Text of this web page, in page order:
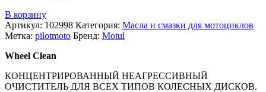
В корзину
Артикул: 102998 Категория: Масла и смазки для мотоциклов
Метка: pilotmoto Бренд: Motul
Wheel Clean
КОНЦЕНТРИРОВАННЫЙ НЕАГРЕССИВНЫЙ
ОЧИСТИТЕЛЬ ДЛЯ ВСЕХ ТИПОВ КОЛЕСНЫХ ДИСКОВ.